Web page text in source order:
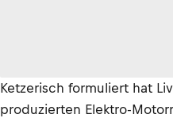
Ketzerisch formuliert hat
produzierten Elektro-